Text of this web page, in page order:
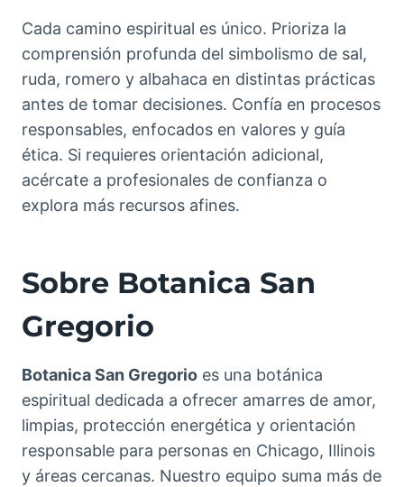
Cada camino espiritual es único. Prioriza la
comprensión profunda del simbolismo de sal,
ruda, romero y albahaca en distintas prácticas
antes de tomar decisiones. Confía en procesos
responsables, enfocados en valores y guía
ética. Si requieres orientación adicional,
acércate a profesionales de confianza o
explora más recursos afines.
Sobre Botanica San
Gregorio
Botanica San Gregorio es una botánica
espiritual dedicada a ofrecer amarres de amor,
limpias, protección energética y orientación
responsable para personas en Chicago, Illinois
y áreas cercanas. Nuestro equipo suma más de